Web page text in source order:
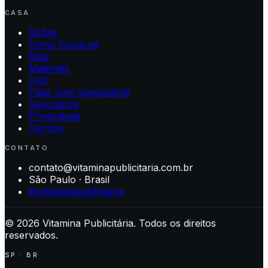
CASA
Sobre
Como funciona
Blog
Materiais
FAQ
Falar com especialista
Segurança
Privacidade
Termos
CONTATO
contato@vitaminapublicitaria.com.br
São Paulo · Brasil
@vitaminapublicitaria
© 2026 Vitamina Publicitária. Todos os direitos
reservados.
SP · BR